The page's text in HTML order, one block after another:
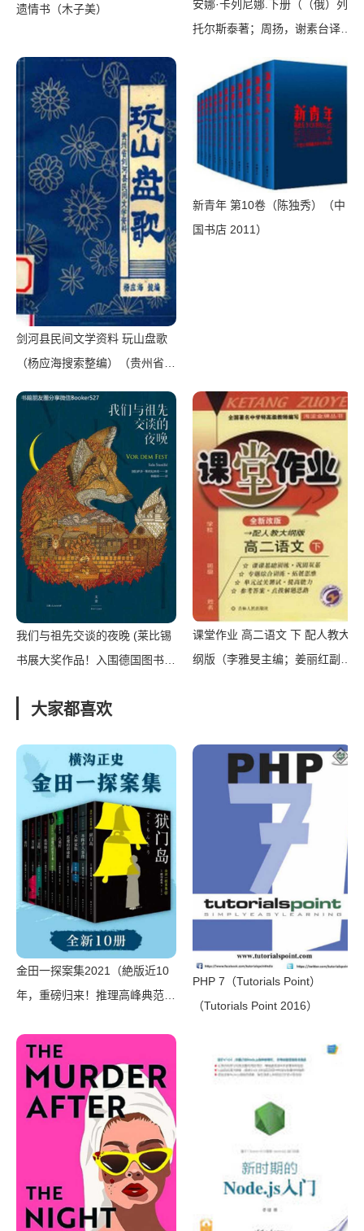
遗情书（木子美）
安娜·卡列尼娜.下册（（俄）列·
托尔斯泰著；周扬，谢素台译）
1985）
剑河县民间文学资料 玩山盘歌
（杨应海搜索整编）（贵州省剑
新青年 第10卷（陈独秀）（中
国书店 2011）
我们与祖先交谈的夜晚 (莱比锡
书展大奖作品！入围德国图书
的历史和现实，幽默与幻想交织
奇 [萨沙·斯坦尼西奇]）
（2019）
课堂作业 高二语文 下 配人教大
纲版（李雅旻主编；姜丽红副主
大家都喜欢
金田一探案集2021（絶版近10
年，重磅归来！推理高峰典范，
骇悬念+诡秘人性，入坑推理佳
选，一套10本过足瘾！精美和
风装帧，日本系列销量超5500
万册）（横沟正史）（壹页科技
PHP 7（Tutorials Point）
（Tutorials Point 2016）